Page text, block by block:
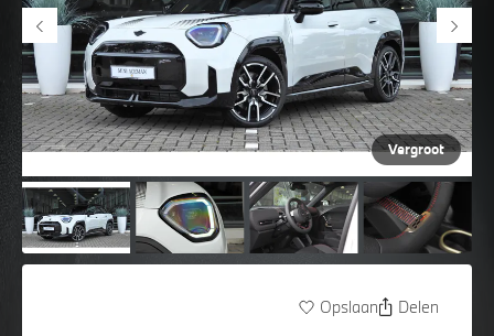
Vergroot
Opslaan Delen